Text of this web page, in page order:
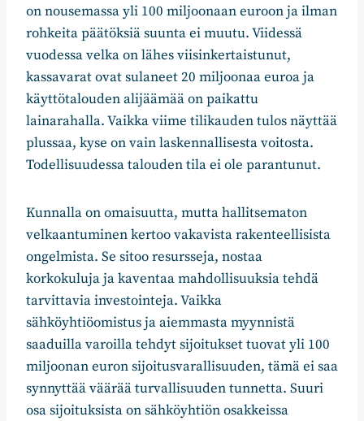
on nousemassa yli 100 miljoonaan euroon ja ilman
rohkeita päätöksiä suunta ei muutu. Viidessä
vuodessa velka on lähes viisinkertaistunut,
kassavarat ovat sulaneet 20 miljoonaa euroa ja
käyttötalouden alijäämää on paikattu
lainarahalla. Vaikka viime tilikauden tulos näyttää
plussaa, kyse on vain laskennallisesta voitosta.
Todellisuudessa talouden tila ei ole parantunut.
Kunnalla on omaisuutta, mutta hallitsematon
velkaantuminen kertoo vakavista rakenteellisista
ongelmista. Se sitoo resursseja, nostaa
korkokuluja ja kaventaa mahdollisuuksia tehdä
tarvittavia investointeja. Vaikka
sähköyhtiöomistus ja aiemmasta myynnistä
saaduilla varoilla tehdyt sijoitukset tuovat yli 100
miljoonan euron sijoitusvarallisuuden, tämä ei saa
synnyttää väärää turvallisuuden tunnetta. Suuri
osa sijoituksista on sähköyhtiön osakkeissa